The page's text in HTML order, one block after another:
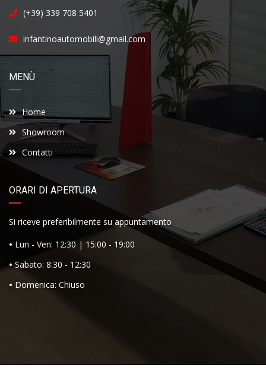
(+39) 339 708 5401
infantinoautomobili@gmail.com
MENÙ
Home
Showroom
Contatti
ORARI DI APERTURA
Si riceve preferibilmente su appuntamento
• Lun - Ven: 12:30 | 15:00 - 19:00
•Sabato: 8:30 - 12:30
• Domenica: Chiuso